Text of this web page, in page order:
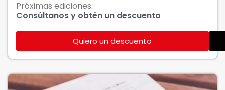
Próximas ediciones:
Consúltanos y obtén un descuento
Quiero un descuento